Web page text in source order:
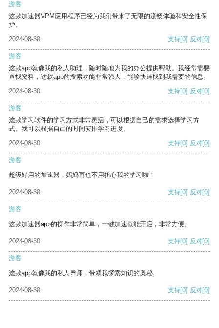
游客
这款加速器VPM应用程序已经为我们带来了无限的流畅体验和安全性保
护。
2024-08-30
支持[0] 反对[0]
游客
这款app就像我的私人助理，随时随地为我的办公提供帮助。我经常需要
查找资料，这款app的搜索功能非常强大，能够快速找到我需要的信息。
2024-08-30
支持[0] 反对[0]
游客
这款学习软件的学习方式非常灵活，可以根据自己的需求选择学习方
式。我可以根据自己的时间安排学习进度。
2024-08-30
支持[0] 反对[0]
游客
超级好用的加速器，妈妈再也不用担心我的学习啦！
2024-08-30 支持[0] 反对[0]
游客
这款加速器app的操作非常简单，一键加速就能开启，非常方便。
2024-08-30 支持[0] 反对[0]
游客
这款app就像我的私人导师，带领我探索知识的奥秘。
2024-08-30 支持[0] 反对[0]